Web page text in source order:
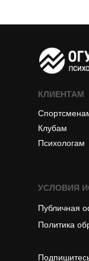
Публичная
Политика
Клубам
Психологам
УСЛОВИЯ
КЛИЕНТАМ